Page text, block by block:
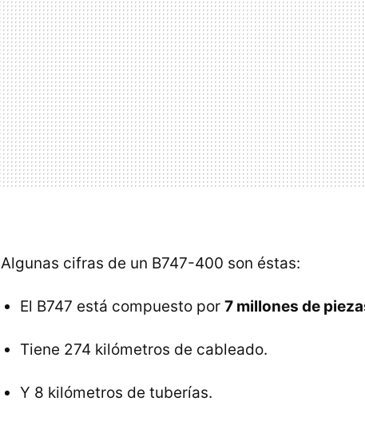
Algunas cifras de un B747-400 son éstas:
El B747 está compuesto por 7 millones de
Tiene 274 kilómetros de cableado.
Y 8 kilómetros de tuberías.